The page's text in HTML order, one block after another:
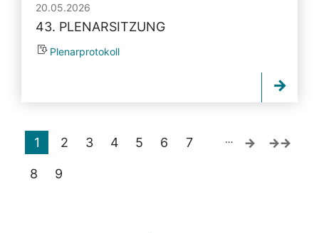
20.05.2026
43. PLENARSITZUNG
Plenarprotokoll
1 2 3 4 5 6 7
8 9
…